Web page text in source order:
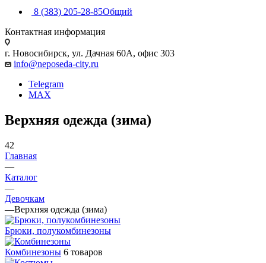
8 (383) 205-28-85Общий
Контактная информация
г. Новосибирск, ул. Дачная 60А, офис 303
info@neposeda-city.ru
Telegram
MAX
Верхняя одежда (зима)
42
Главная
—
Каталог
—
Девочкам
—Верхняя одежда (зима)
Брюки, полукомбинезоны
Комбинезоны 6 товаров